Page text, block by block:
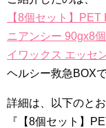
【8個セット】
ニアンシー 90gx8
イワックス エッセ
ヘルシー救急BOX
詳細は、以下のとお
『【8個セット】